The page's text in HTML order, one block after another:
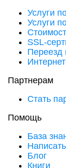
Услуги
Услуги
SSL-
Переезд
Партнерам
Стать
Помощь
База
Блог
Книги